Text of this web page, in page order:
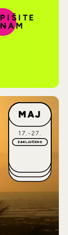
PIŠITE
NAM
MAJ
17.-27.
ZAKLJUČENO